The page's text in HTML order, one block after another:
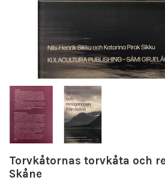
Torvkåtornas torvkåta och
Skåne